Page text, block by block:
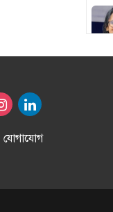
যোগাযোগ